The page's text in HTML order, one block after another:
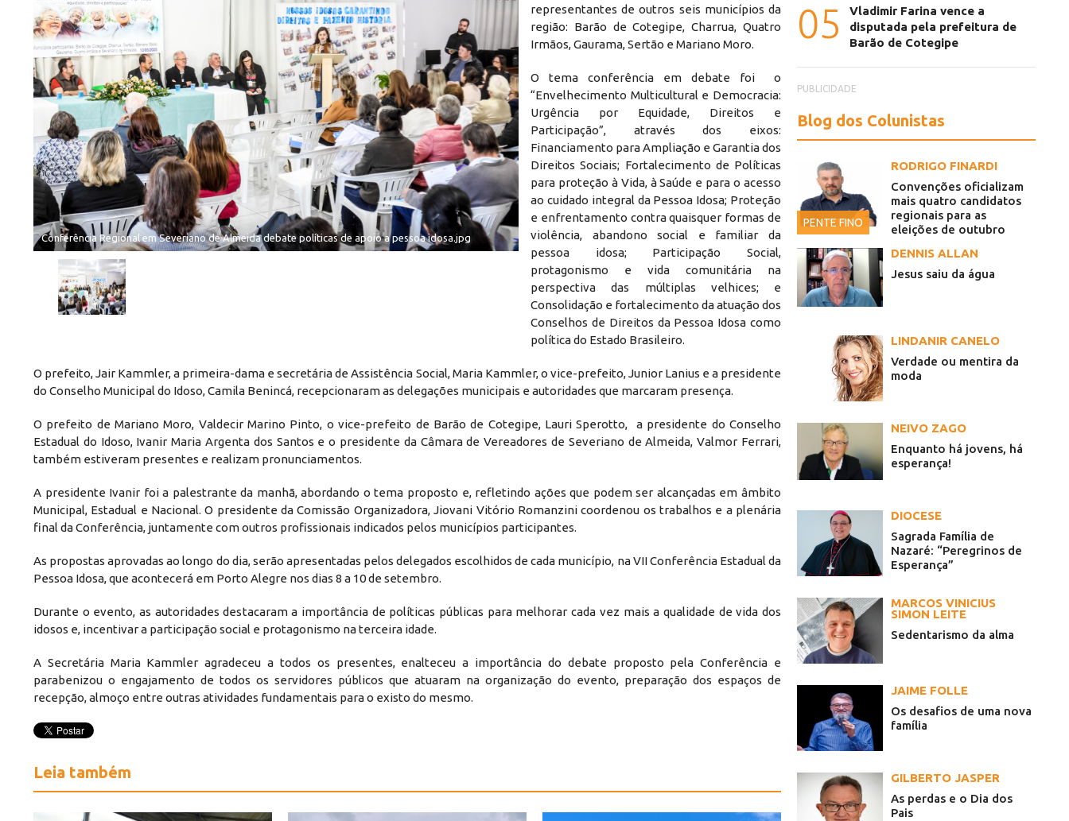
Conferência Regional em Severiano de Almeida debate políticas de apoio a pessoa idosa.jpg
representantes de outros seis municípios da
região: Barão de Cotegipe, Charrua, Quatro
Irmãos, Gaurama, Sertão e Mariano Moro.
O tema conferência em debate foi o
“Envelhecimento Multicultural e Democracia:
Urgência por Equidade, Direitos e
Participação”, através dos eixos:
Financiamento para Ampliação e Garantia dos
Direitos Sociais; Fortalecimento de Políticas
para proteção à Vida, à Saúde e para o acesso
ao cuidado integral da Pessoa Idosa; Proteção
e enfrentamento contra quaisquer formas de
violência, abandono social e familiar da
pessoa idosa; Participação Social,
protagonismo e vida comunitária na
perspectiva das múltiplas velhices; e
Consolidação e fortalecimento da atuação dos
Conselhos de Direitos da Pessoa Idosa como
política do Estado Brasileiro.
O prefeito, Jair Kammler, a primeira-dama e secretária de Assistência Social, Maria Kammler, o vice-prefeito, Junior Lanius e a presidente
do Conselho Municipal do Idoso, Camila Benincá, recepcionaram as delegações municipais e autoridades que marcaram presença.
O prefeito de Mariano Moro, Valdecir Marino Pinto, o vice-prefeito de Barão de Cotegipe, Lauri Sperotto, a presidente do Conselho
Estadual do Idoso, Ivanir Maria Argenta dos Santos e o presidente da Câmara de Vereadores de Severiano de Almeida, Valmor Ferrari,
também estiveram presentes e realizam pronunciamentos.
A presidente Ivanir foi a palestrante da manhã, abordando o tema proposto e, refletindo ações que podem ser alcançadas em âmbito
Municipal, Estadual e Nacional. O presidente da Comissão Organizadora, Jiovani Vitório Romanzini coordenou os trabalhos e a plenária
final da Conferência, juntamente com outros profissionais indicados pelos municípios participantes.
As propostas aprovadas ao longo do dia, serão apresentadas pelos delegados escolhidos de cada município, na VII Conferência Estadual da
Pessoa Idosa, que acontecerá em Porto Alegre nos dias 8 a 10 de setembro.
Durante o evento, as autoridades destacaram a importância de políticas públicas para melhorar cada vez mais a qualidade de vida dos
idosos e, incentivar a participação social e protagonismo na terceira idade.
A Secretária Maria Kammler agradeceu a todos os presentes, enalteceu a importância do debate proposto pela Conferência e
parabenizou o engajamento de todos os servidores públicos que atuaram na organização do evento, preparação dos espaços de
recepção, almoço entre outras atividades fundamentais para o existo do mesmo.
Leia também
05
Vladimir Farina vence a
disputada pela prefeitura de
Barão de Cotegipe
PUBLICIDADE
Blog dos Colunistas
PENTE FINO
RODRIGO FINARDI
Convenções oficializam
mais quatro candidatos
regionais para as
eleições de outubro
DENNIS ALLAN
Jesus saiu da água
LINDANIR CANELO
Verdade ou mentira da
moda
NEIVO ZAGO
Enquanto há jovens, há
esperança!
DIOCESE
Sagrada Família de
Nazaré: “Peregrinos de
Esperança”
MARCOS VINICIUS
SIMON LEITE
Sedentarismo da alma
JAIME FOLLE
Os desafios de uma nova
família
GILBERTO JASPER
As perdas e o Dia dos
Pais